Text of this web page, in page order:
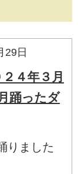
29日
４年３月
踊ったダ
りました